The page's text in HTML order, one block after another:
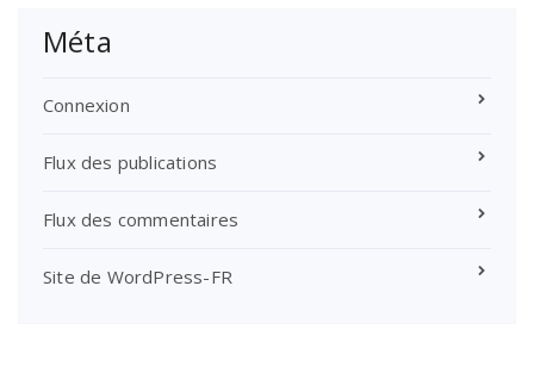
Méta
Connexion
Flux des publications
Flux des commentaires
Site de WordPress-FR